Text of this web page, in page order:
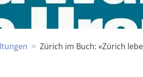
Zürich im Buch: «Zürich